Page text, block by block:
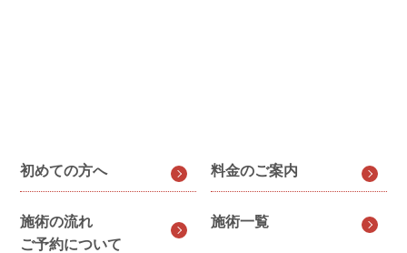
初めての方へ 料金のご案内
施術の流れ
ご予約について
施術一覧